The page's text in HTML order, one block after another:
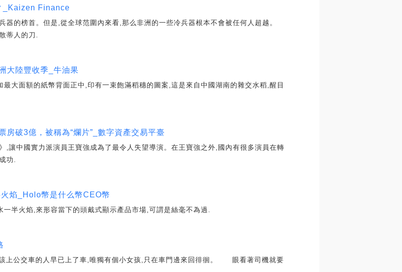
_Kaizen Finance
器的榜首。但是,從全球范圍內來看,那么非洲的一些冷兵器根本不會被任何人超越。
蒂人的刀.
大陸豐收季_牛油果
大面額的紙幣背面正中,印有一束飽滿稻穗的圖案,這是來自中國湖南的雜交水稻,醒目
房破3億，被稱為“爛片”_數字資產交易平臺
,讓中國實力派演員王寶強成為了最令人失望導演。在王寶強之外,國內有很多演員在轉
功.
焰_Holo幣是什么幣CEO幣
半火焰,來形容當下的頭戴式顯示產品市場,可謂是絲毫不為過.
交車的人早已上了車,唯獨有個小女孩,只在車門邊來回徘徊。 眼看著司機就要